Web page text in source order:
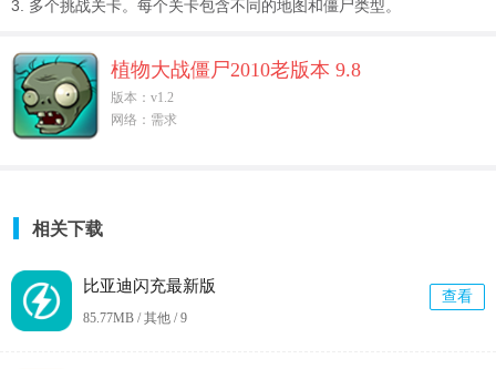
3. 多个挑战关卡。每个关卡包含不同的地图和僵尸类型。
植物大战僵尸2010老版本 9.8
版本：v1.2
网络：需求
相关下载
比亚迪闪充最新版
85.77MB / 其他 /9
查看